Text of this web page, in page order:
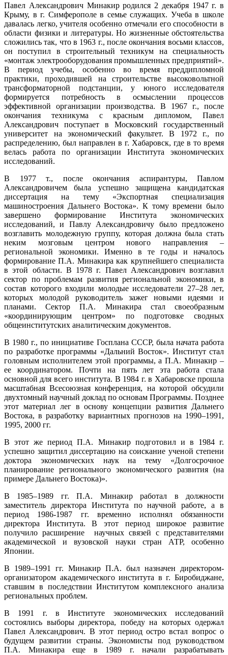
Павел Александрович Минакир родился 2 декабря 1947 г. в
Крыму, в г. Симферополе в семье служащих. Учеба в школе
давалась легко, учителя особенно отмечали его способности в
области физики и литературы. Но жизненные обстоятельства
сложились так, что в 1963 г., после окончания восьми классов,
он поступил в строительный техникум на специальность
«монтаж электрооборудования промышленных предприятий».
В период учебы, особенно во время преддипломной
практики, проходившей на строительстве высоковольтной
трансформаторной подстанции, у юного исследователя
формируется потребность в осмыслении процессов
эффективной организации производства. В 1967 г., после
окончания техникума с красным дипломом, Павел
Александрович поступает в Московский государственный
университет на экономический факультет. В 1972 г., по
распределению, был направлен в г. Хабаровск, где в то время
велась работа по организации Института экономических
исследований.
В 1977 т., после окончания аспирантуры, Павлом
Александровичем была успешно защищена кандидатская
диссертация на тему «Экспортная специализация
машиностроения Дальнего Востока». К тому времени было
завершено формирование Института экономических
исследований, и Павлу Александровичу было предложено
возглавить молодежную группу, которая должна была стать
неким мозговым центром нового направления –
региональной экономики. Именно в те годы и началось
формирование П.А. Минакира как крупнейшего специалиста
в этой области. В 1978 г. Павел Александрович возглавил
сектор по проблемам развития региональной экономики, в
состав которого входили молодые исследователи 27–28 лет,
которых молодой руководитель зажег новыми идеями и
планами. Сектор П.А. Минакира стал своеобразным
«координирующим центром» по подготовке сводных
общеинститутских аналитическим документов.
В 1980 г., по инициативе Госплана СССР, была начата работа
по разработке программы «Дальний Восток». Институт стал
головным исполнителем этой программы, а П.А. Минакир –
ее координатором. Почти на пять лет эта работа стала
основной для всего института. В 1984 г. в Хабаровске прошла
масштабная Всесоюзная конференция, на которой обсудили
двухтомный научный доклад по основам Программы. Позднее
этот материал лег в основу концепции развития Дальнего
Востока, в разработку вариантных прогнозов на 1990–1991,
1995, 2000 гг.
В этот же период П.А. Минакир подготовил и в 1984 г.
успешно защитил диссертацию на соискание ученой степени
доктора экономических наук на тему «Долгосрочное
планирование регионального экономического развития (на
примере Дальнего Востока)».
В 1985–1989 гг. П.А. Минакир работал в должности
заместитель директора Института по научной работе, а в
период 1986-1987 гг. временно исполнял обязанности
директора Института. В этот период широкое развитие
получило расширение научных связей с представителями
академической и вузовской науки стран АТР, особенно
Японии.
В 1989–1991 гг. Минакир П.А. был назначен директором-
организатором академического института в г. Биробиджане,
ставшим в последствии Институтом комплексного анализа
региональных проблем.
В 1991 г. в Институте экономических исследований
состоялись выборы директора, победу на которых одержал
Павел Александрович. В этот период остро встал вопрос о
будущем развитии страны. Экономисты под руководством
П.А. Минакира еще в 1989 г. начали разрабатывать